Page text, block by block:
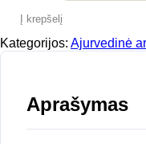
Į krepšelį
Kategorijos: Ajurvedinė
Aprašymas